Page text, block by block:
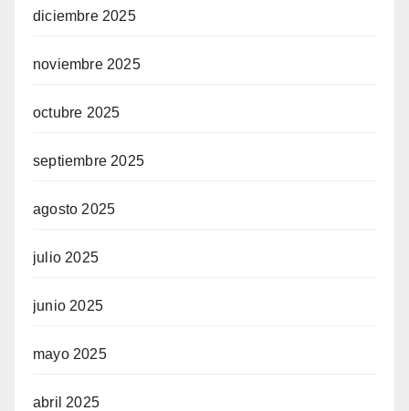
diciembre 2025
noviembre 2025
octubre 2025
septiembre 2025
agosto 2025
julio 2025
junio 2025
mayo 2025
abril 2025